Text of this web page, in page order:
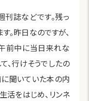
誌などです。残っ
。昨日なのですが、
前中に当日来れな
、行けそうでしたの
に聞いていた本の内
活をはじめ、リンネ